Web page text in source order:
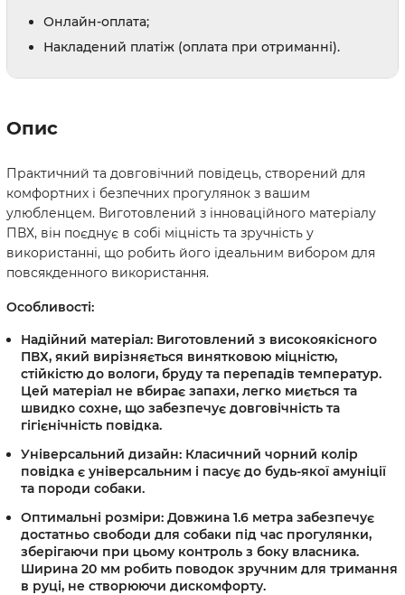
Онлайн-оплата;
Накладений платіж (оплата при отриманні).
Опис
Практичний та довговічний повідець, створений для
комфортних і безпечних прогулянок з вашим
улюбленцем. Виготовлений з інноваційного матеріалу
ПВХ, він поєднує в собі міцність та зручність у
використанні, що робить його ідеальним вибором для
повсякденного використання.
Особливості:
Надійний матеріал: Виготовлений з високоякісного
ПВХ, який вирізняється винятковою міцністю,
стійкістю до вологи, бруду та перепадів температур.
Цей матеріал не вбирає запахи, легко миється та
швидко сохне, що забезпечує довговічність та
гігієнічність повідка.
Універсальний дизайн: Класичний чорний колір
повідка є універсальним і пасує до будь-якої амуніції
та породи собаки.
Оптимальні розміри: Довжина 1.6 метра забезпечує
достатньо свободи для собаки під час прогулянки,
зберігаючи при цьому контроль з боку власника.
Ширина 20 мм робить поводок зручним для тримання
в руці, не створюючи дискомфорту.